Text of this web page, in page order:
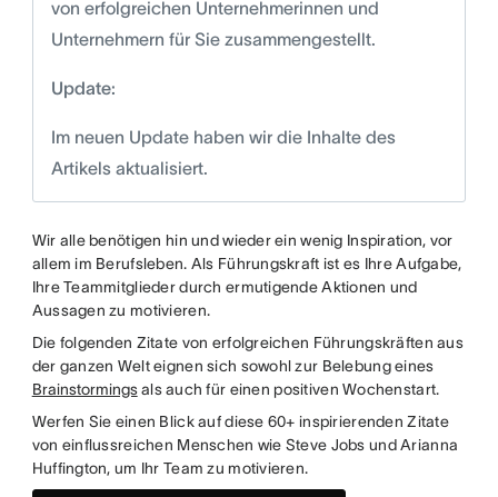
von erfolgreichen Unternehmerinnen und
Unternehmern für Sie zusammengestellt.
Update:
Im neuen Update haben wir die Inhalte des
Artikels aktualisiert.
Wir alle benötigen hin und wieder ein wenig Inspiration, vor
allem im Berufsleben. Als Führungskraft ist es Ihre Aufgabe,
Ihre Teammitglieder durch ermutigende Aktionen und
Aussagen zu motivieren.
Die folgenden Zitate von erfolgreichen Führungskräften aus
der ganzen Welt eignen sich sowohl zur Belebung eines
Brainstormingsals auch für einen positiven Wochenstart.
Werfen Sie einen Blick auf diese 60+ inspirierenden Zitate
von einflussreichen Menschen wie Steve Jobs und Arianna
Huffington, um Ihr Team zu motivieren.